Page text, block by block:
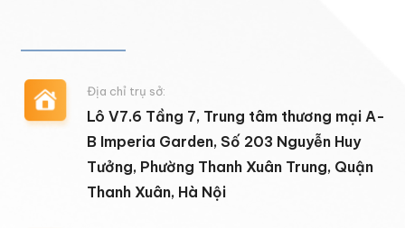
Địa chỉ trụ sở:
Lô V7.6 Tầng 7, Trung tâm thương mại A-
B Imperia Garden, Số 203 Nguyễn Huy
Tưởng, Phường Thanh Xuân Trung, Quận
Thanh Xuân, Hà Nội